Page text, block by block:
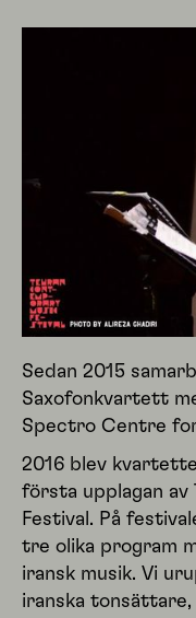
Sedan 2015
Saxofonkvartett
Spectro Centre
2016 blev
första upplagan av
Festival. På
tre olika program
iransk musik. Vi
iranska